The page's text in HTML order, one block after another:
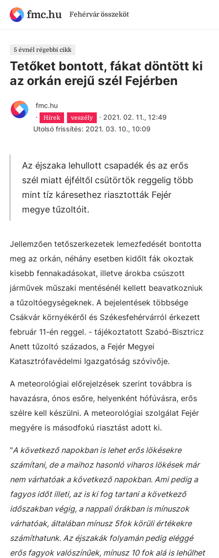
fmc.hu Fehérvár összeköt
5 évnél régebbi cikk
Tetőket bontott, fákat döntött ki
az orkán erejű szél Fejérben
fmc.hu
·
Hírek veszély · 2021. 02. 11., 12:49
Utolsó frissítés: 2021. 03. 10., 10:09
Az éjszaka lehullott csapadék és az erős
szél miatt éjféltől csütörtök reggelig több
mint tíz káresethez riasztották Fejér
megye tűzoltóit.
Jellemzően tetőszerkezetek lemezfedését bontotta
meg az orkán, néhány esetben kidőlt fák okoztak
kisebb fennakadásokat, illetve árokba csúszott
járművek műszaki mentésénél kellett beavatkozniuk
a tűzoltóegységeknek. A bejelentések többsége
Csákvár környékéről és Székesfehérvárról érkezett
február 11-én reggel. - tájékoztatott Szabó-Bisztricz
Anett tűzoltó százados, a Fejér Megyei
Katasztrófavédelmi Igazgatóság szóvivője.
A meteorológiai előrejelzések szerint továbbra is
havazásra, ónos esőre, helyenként hófúvásra, erős
szélre kell készülni. A meteorológiai szolgálat Fejér
megyére is másodfokú riasztást adott ki.
"A következő napokban is lehet erős lökésekre
számítani, de a maihoz hasonló viharos lökések már
nem várhatóak a következő napokban. Ami pedig a
fagyos időt illeti, az is ki fog tartani a következő
időszakban végig, a nappali órákban is mínuszok
várhatóak, általában mínusz 5fok körüli értékekre
számíthatunk. Az éjszakák folyamán pedig eléggé
erős fagyok valószínűek, mínusz 10 fok alá is lehűlhet